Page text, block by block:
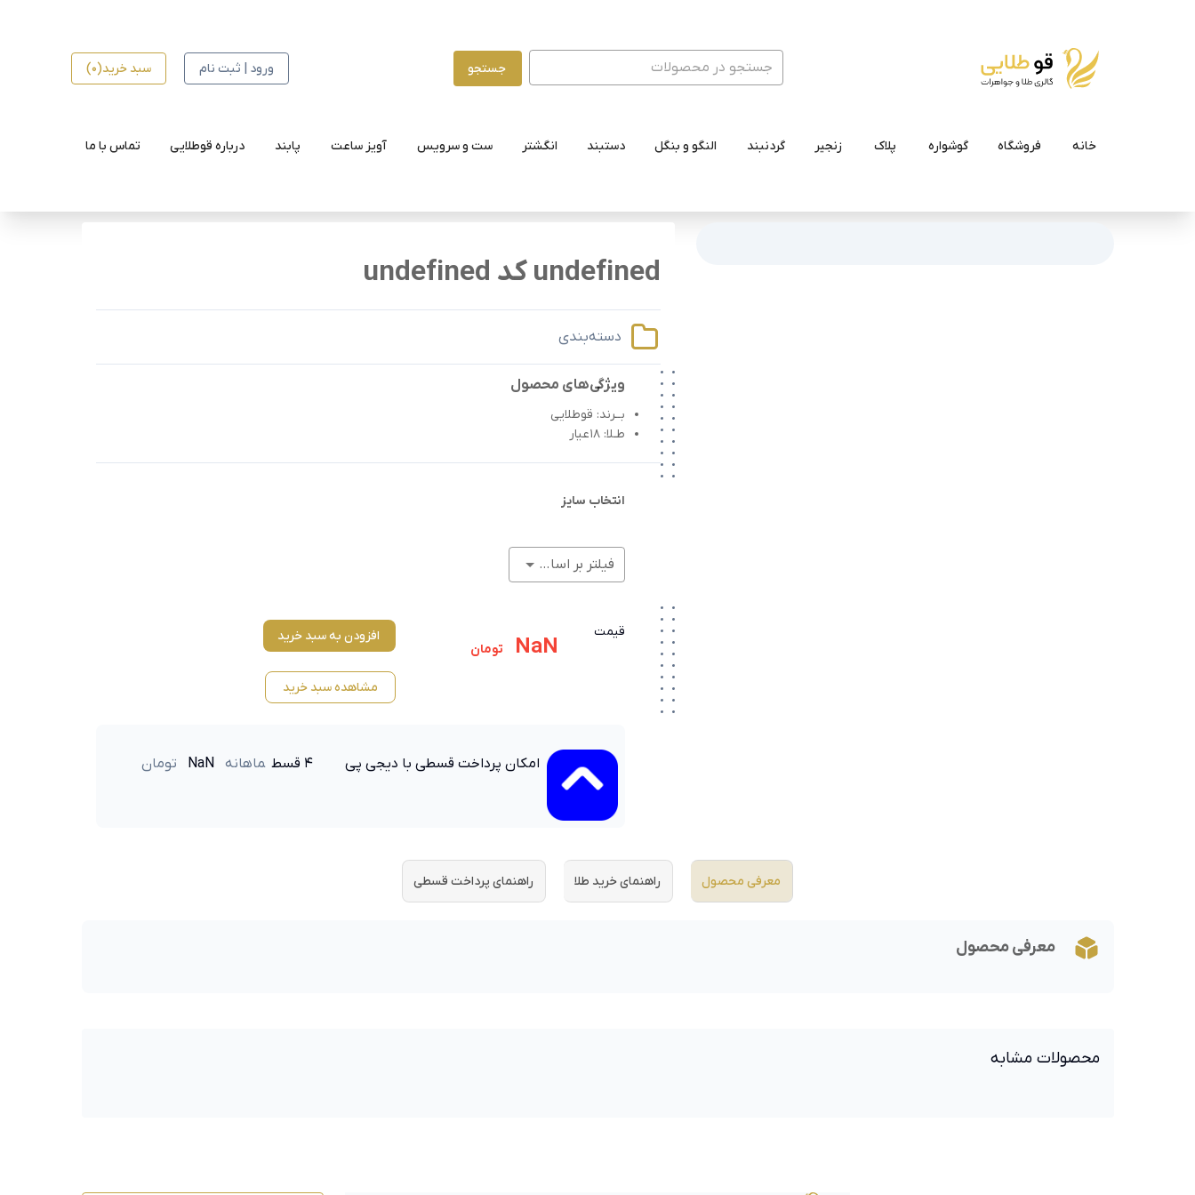
جستجو ورود | ثبت نام سبد خرید(0)
خانه فروشگاه گوشواره پلاک زنجیر گردنبند النگو و بنگل دستبند انگشتر ست و سرویس آویز ساعت پابند درباره قوطلایی تماس با ما
undefined کد undefined
دسته‌بندی
ویژگی‌های محصول
بــرند: قوطلایی
طـلا: 18عیار
انتخاب سایز
فیلتر بر اساس وزن (گرم)
قیمت
NaN تومان
افزودن به سبد خرید
مشاهده سبد خرید
امکان پرداخت قسطی با دیجی پی ۴ قسط ماهانه تومان
معرفی محصول راهنمای خرید طلا راهنمای پرداخت قسطی
معرفی محصول
محصولات مشابه